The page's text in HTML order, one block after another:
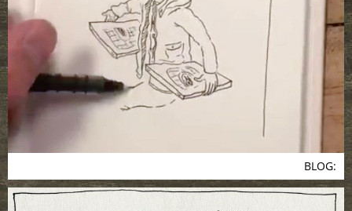
BLOG: